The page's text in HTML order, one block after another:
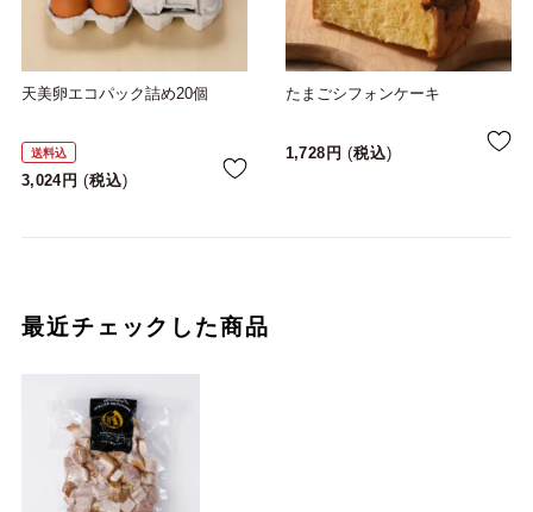
天美卵エコパック詰め20個
送料込
3,024 税込
たまごシフォンケーキ
1,728 税込
最近チェックした商品